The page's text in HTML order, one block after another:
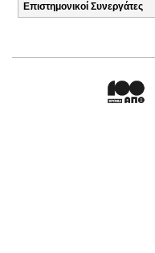
Επιστημονικοί Συνεργάτες